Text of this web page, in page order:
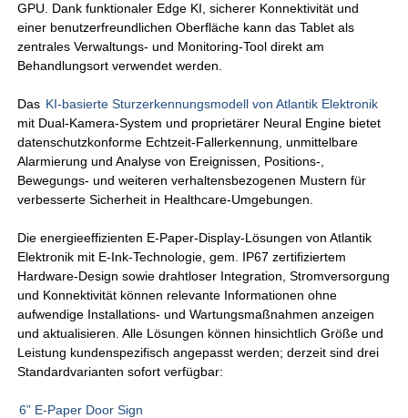
GPU. Dank funktionaler Edge KI, sicherer Konnektivität und
einer benutzerfreundlichen Oberfläche kann das Tablet als
zentrales Verwaltungs- und Monitoring-Tool direkt am
Behandlungsort verwendet werden.
Das KI-basierte Sturzerkennungsmodell von Atlantik Elektronik
mit Dual-Kamera-System und proprietärer Neural Engine bietet
datenschutzkonforme Echtzeit-Fallerkennung, unmittelbare
Alarmierung und Analyse von Ereignissen, Positions-,
Bewegungs- und weiteren verhaltensbezogenen Mustern für
verbesserte Sicherheit in Healthcare-Umgebungen.
Die energieeffizienten E-Paper-Display-Lösungen von Atlantik
Elektronik mit E-Ink-Technologie, gem. IP67 zertifiziertem
Hardware-Design sowie drahtloser Integration, Stromversorgung
und Konnektivität können relevante Informationen ohne
aufwendige Installations- und Wartungsmaßnahmen anzeigen
und aktualisieren. Alle Lösungen können hinsichtlich Größe und
Leistung kundenspezifisch angepasst werden; derzeit sind drei
Standardvarianten sofort verfügbar:
6” E-Paper Door Sign